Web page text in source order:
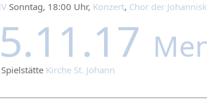
Sonntag, 18:00 Uhr, Konzert, Chor der
Kirche St. Johann